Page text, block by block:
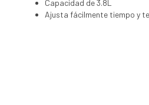
Capacidad de 3.8L
Ajusta fácilmente tiempo y